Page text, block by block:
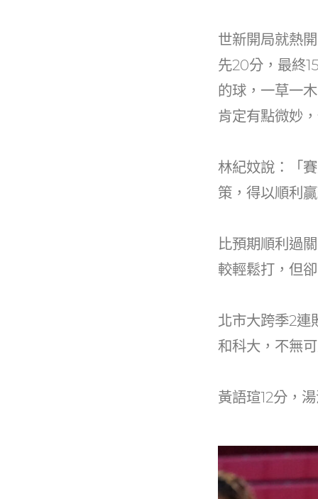
世新開局就熱
先20分，最終
的球，一草一
肯定有點微妙
林紀妏說：「
策，得以順利
比預期順利過
較輕鬆打，但
北市大跨季2連
和科大，不無
黃語瑄12分，